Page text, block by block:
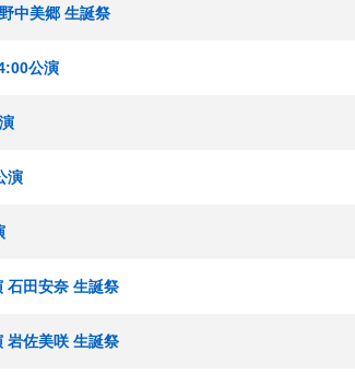
中美郷 生誕祭
公演
演
石田安奈 生誕祭
岩佐美咲 生誕祭